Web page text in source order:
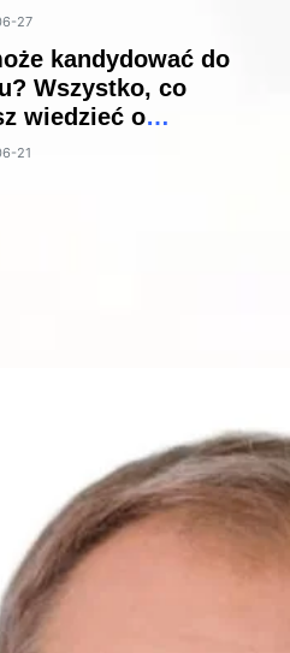
27
kandydować do
Wszystko, co
wiedzieć o
i kryteriach
21